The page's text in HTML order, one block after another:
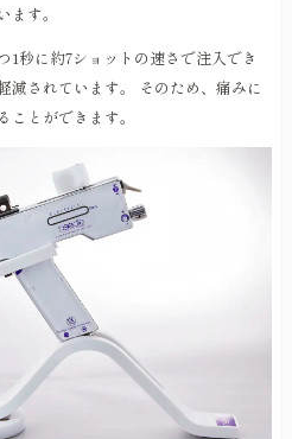
す。
1秒に約7ショットの速さで注入でき
減されています。 そのため、痛みに
とができます。